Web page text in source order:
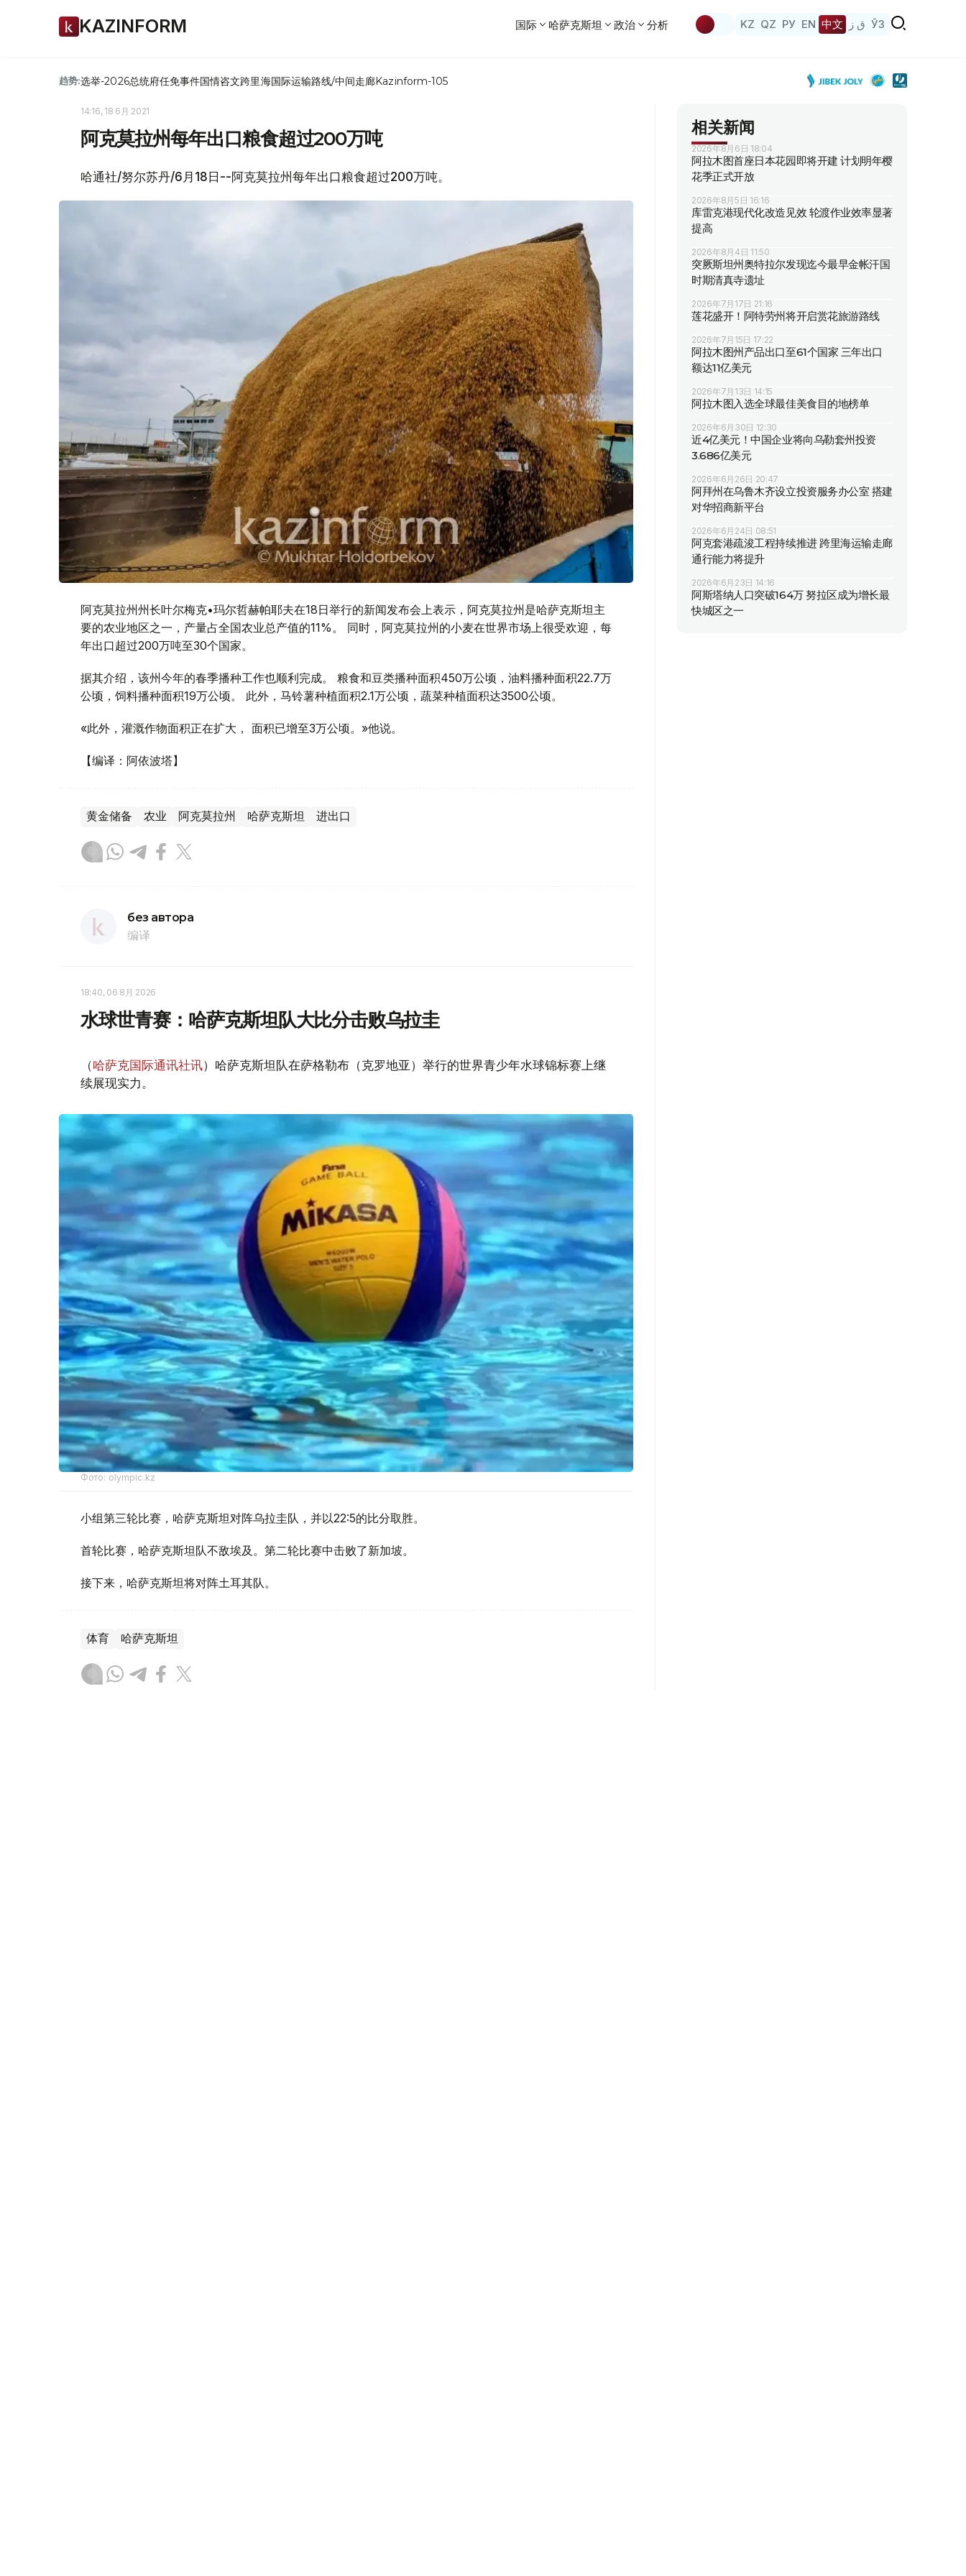
KAZINFORM 国际 哈萨克斯坦 政治 分析 KZ QZ РУ EN 中文 ق ز ЎЗ
趋势:选举-2026总统府任免事件国情咨文跨里海国际运输路线/中间走廊Kazinform-105
14:16, 18 6月 2021
阿克莫拉州每年出口粮食超过200万吨
哈通社/努尔苏丹/6月18日--阿克莫拉州每年出口粮食超过200万吨。
阿克莫拉州州长叶尔梅克•玛尔哲赫帕耶夫在18日举行的新闻发布会上表示，阿克莫拉州是哈萨克斯坦主
要的农业地区之一，产量占全国农业总产值的11%。 同时，阿克莫拉州的小麦在世界市场上很受欢迎，每
年出口超过200万吨至30个国家。
据其介绍，该州今年的春季播种工作也顺利完成。 粮食和豆类播种面积450万公顷，油料播种面积22.7万
公顷，饲料播种面积19万公顷。 此外，马铃薯种植面积2.1万公顷，蔬菜种植面积达3500公顷。
«此外，灌溉作物面积正在扩大， 面积已增至3万公顷。»他说。
【编译：阿依波塔】
黄金储备 农业 阿克莫拉州 哈萨克斯坦 进出口
без автора
编译
18:40, 06 8月 2026
水球世青赛：哈萨克斯坦队大比分击败乌拉圭
（哈萨克国际通讯社讯）哈萨克斯坦队在萨格勒布（克罗地亚）举行的世界青少年水球锦标赛上继
续展现实力。
Фото: olympic.kz
小组第三轮比赛，哈萨克斯坦对阵乌拉圭队，并以22:5的比分取胜。
首轮比赛，哈萨克斯坦队不敌埃及。第二轮比赛中击败了新加坡。
接下来，哈萨克斯坦将对阵土耳其队。
体育 哈萨克斯坦
相关新闻
2026年8月6日 18:04
阿拉木图首座日本花园即将开建 计划明年樱
花季正式开放
2026年8月5日 16:16
库雷克港现代化改造见效 轮渡作业效率显著
提高
2026年8月4日 11:50
突厥斯坦州奥特拉尔发现迄今最早金帐汗国
时期清真寺遗址
2026年7月17日 21:16
莲花盛开！阿特劳州将开启赏花旅游路线
2026年7月15日 17:22
阿拉木图州产品出口至61个国家 三年出口
额达11亿美元
2026年7月13日 14:15
阿拉木图入选全球最佳美食目的地榜单
2026年6月30日 12:30
近4亿美元！中国企业将向乌勒套州投资
3.686亿美元
2026年6月26日 20:47
阿拜州在乌鲁木齐设立投资服务办公室 搭建
对华招商新平台
2026年6月24日 08:51
阿克套港疏浚工程持续推进 跨里海运输走廊
通行能力将提升
2026年6月23日 14:16
阿斯塔纳人口突破164万 努拉区成为增长最
快城区之一